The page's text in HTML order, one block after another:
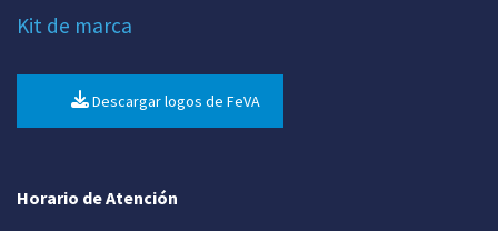
Kit de marca
Descargar logos de FeVA
Horario de Atención